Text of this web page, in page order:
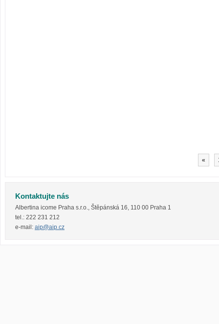
«
Kontaktujte nás
Albertina icome Praha s.r.o. Štěpánská 16 110 00 Praha 1
tel.: 222 231 212
e-mail: aip@aip.cz